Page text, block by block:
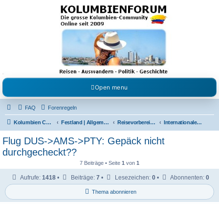
Kolumbienforum - Das
grosse Forum der
Freunde Kolumbiens
Reisen, Auswandern, Kultur, Politik, Geschichte und Visum in Kolumbien und Venezuela.
Austausch, Erfahrungen und Gemeinschaft im Kolumbienforum
Open menu
FAQ Forenregeln
Kolumbien Community Festland | Allgemeine Fragen Reisevorbereitungen & Reiseerfahrungen Internationale Flüge
Flug DUS->AMS->PTY: Gepäck nicht
durchgecheckt??
7 Beiträge • Seite 1 von 1
Thema abonnieren
Aufrufe: 1418• Beiträge: 7 • Lesezeichen: 0• Abonnenten: 0